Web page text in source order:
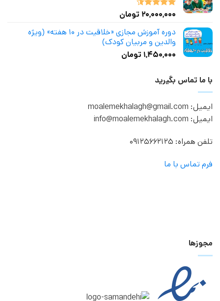
نمره4.50
۲۰,۰۰۰,۰۰۰ تومان
دوره آموزش مجازی «خلاقیت در ۱۰ هفته» (ویژه
والدین و مربیان کودک)
۱,۴۵۰,۰۰۰ تومان
با ما تماس بگیرید
ایمیل: moalemekhalagh@gmail.com
ایمیل: info@moalemekhalagh.com
تلفن همراه: 09125662125
فرم تماس با ما
مجوزها